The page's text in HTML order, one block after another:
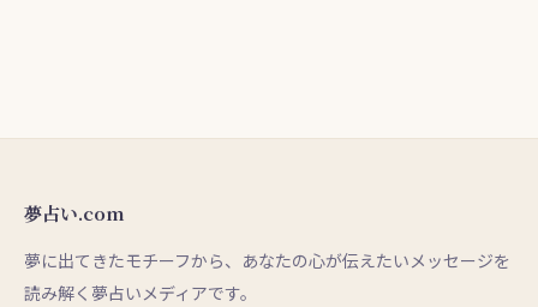
夢占い.com
夢に出てきたモチーフから、あなたの心が伝えたいメッセージを
読み解く夢占いメディアです。